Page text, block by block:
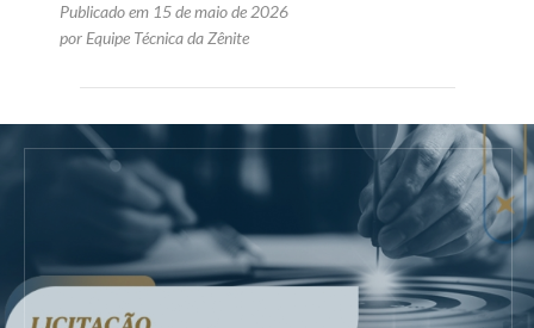
Publicado em 15 de maio de 2026
por Equipe Técnica da Zênite